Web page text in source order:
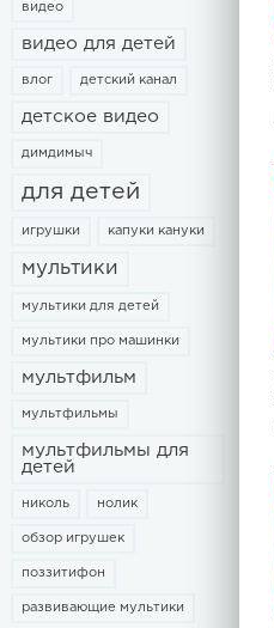
видео
видео для детей
влог детский канал
детское видео
димдимыч
для детей
игрушки капуки кануки
мультики
мультики для детей
мультики про машинки
мультфильм
мультфильмы
мультфильмы для
детей
николь нолик
обзор игрушек
поззитифон
развивающие мультики